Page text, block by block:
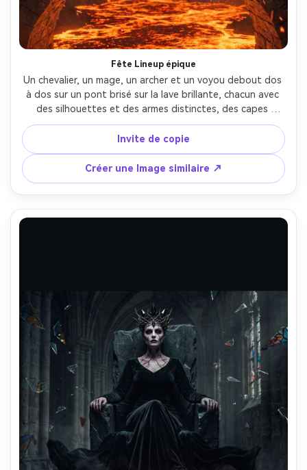
Fête Lineup épique
Un chevalier, un mage, un archer et un voyou debout dos
à dos sur un pont brisé sur la lave brillante, chacun avec
des silhouettes et des armes distinctes, des capes
soufflées par le vent, des braises dans l'air, un éclairage
cinématographique humoureux avec une forte lumière de
jante, une composition centrée avec de l'espace pour le
titre et le slogan, un détail d'armure de qualité cosplay
ultra-réaliste, tiré sur Canon R5, objectif 50 mm, texture
nette, look art clé de jeu blockbuster-AR 4:5
Invite de copie
Créer une Image similaire ↗